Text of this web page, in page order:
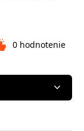
0 hodnotenie